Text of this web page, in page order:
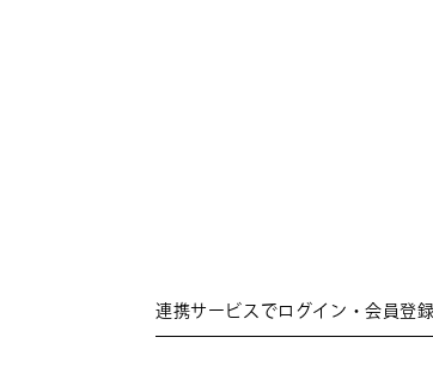
連携サービスでログイン・会員登録